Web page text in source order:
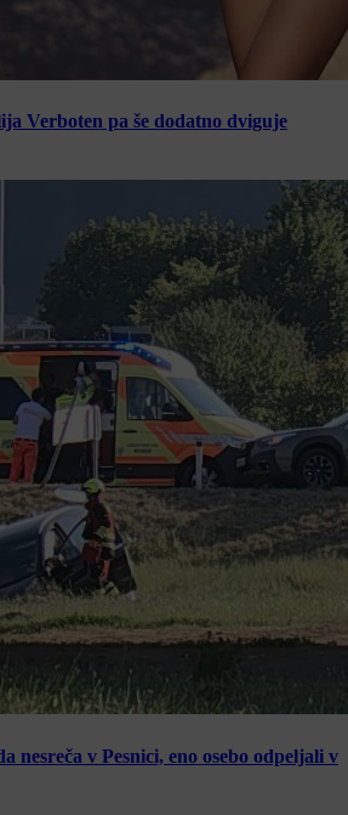
Verboten pa še dodatno dviguje
nesreča v Pesnici, eno osebo odpeljali v